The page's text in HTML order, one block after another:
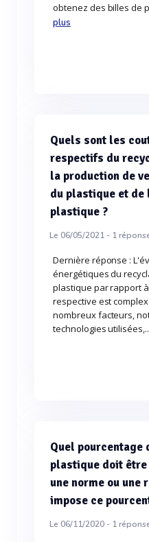
obtenez des billes de
plus
Quels sont les
respectifs du
la production de
du plastique et de
plastique ?
Le 06/05/2021 - 1
Dernière réponse :
énergétiques du
plastique par rapport
respective est
nombreux facteurs,
technologies
Quel pourcentage
plastique doit
une norme ou une
impose ce
Le 06/11/2020 - 1